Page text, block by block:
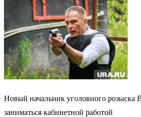
Новый начальник уголовного розыска
заниматься кабинетной работой